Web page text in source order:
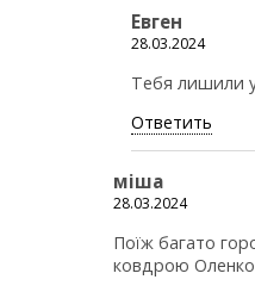
Евген
28.03.2024
Тебя лишили
Ответить
міша
28.03.2024
Поїж багато
ковдрою Оленко